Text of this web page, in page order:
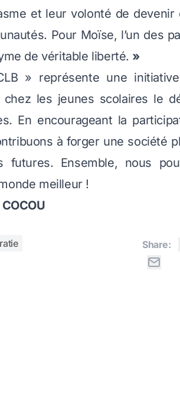
et leur volonté de devenir
Pour Moïse, l’un des
de véritable liberté. »
» représente une
les jeunes scolaires le
En encourageant la
à forger une société
futures. Ensemble, nous
meilleur !
Share: